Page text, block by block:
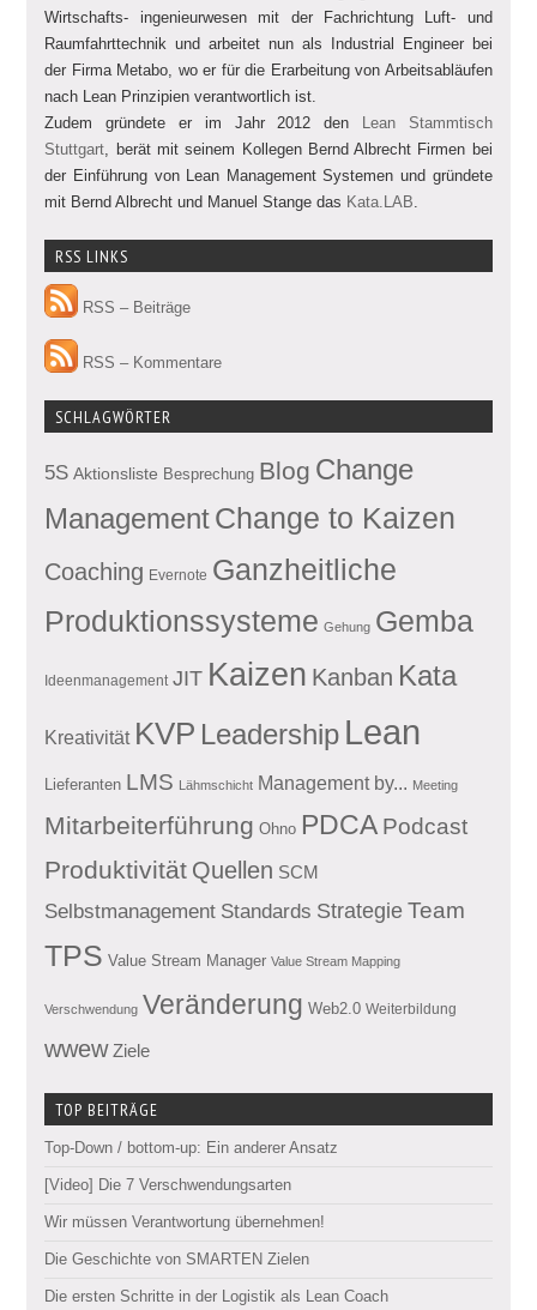
Wirtschafts- ingenieurwesen mit der Fachrichtung Luft- und
Raumfahrttechnik und arbeitet nun als Industrial Engineer bei
der Firma Metabo, wo er für die Erarbeitung von Arbeitsabläufen
nach Lean Prinzipien verantwortlich ist.
Zudem gründete er im Jahr 2012 den Lean Stammtisch
Stuttgart , berät mit seinem Kollegen Bernd Albrecht Firmen bei
der Einführung von Lean Management Systemen und gründete
mit Bernd Albrecht und Manuel Stange das Kata.LAB
RSS LINKS
RSS – Beiträge
RSS – Kommentare
SCHLAGWÖRTER
5S Aktionsliste Besprechung Blog Change
ManagementChange to Kaizen
Coaching Evernote Ganzheitliche
Produktionssysteme Gehung Gemba
Ideenmanagement JIT Kaizen Kanban Kata
Kreativität KVP Leadership Lean
Lieferanten LMS Lähmschicht Management by... Meeting
Mitarbeiterführung Ohno PDCA Podcast
Produktivität Quellen SCM
Selbstmanagement Standards Strategie Team
TPS Value Stream Manager Value Stream Mapping
Verschwendung Veränderung Web2.0 Weiterbildung
wwew Ziele
TOP BEITRÄGE
Top-Down / bottom-up: Ein anderer Ansatz
[Video] Die 7 Verschwendungsarten
Wir müssen Verantwortung übernehmen!
Die Geschichte von SMARTEN Zielen
Die ersten Schritte in der Logistik als Lean Coach